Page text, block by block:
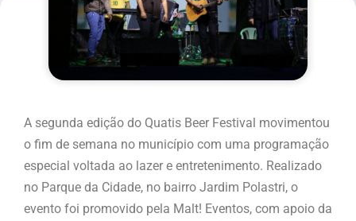
A segunda edição do Quatis Beer Festival movimentou
o fim de semana no município com uma programação
especial voltada ao lazer e entretenimento. Realizado
no Parque da Cidade, no bairro Jardim Polastri, o
evento foi promovido pela Malt! Eventos, com apoio da